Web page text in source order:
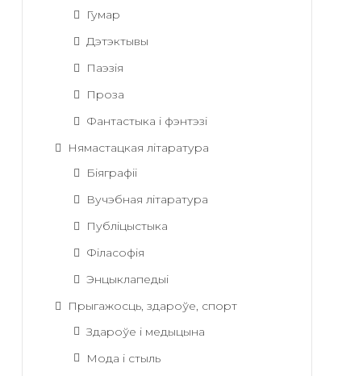
Гумар
Дэтэктывы
Паэзія
Проза
Фантастыка і фэнтэзі
Нямастацкая літаратура
Біяграфіі
Вучэбная літаратура
Публіцыстыка
Філасофія
Энцыклапедыі
Прыгажосць, здароўе, спорт
Здароўе і медыцына
Мода і стыль